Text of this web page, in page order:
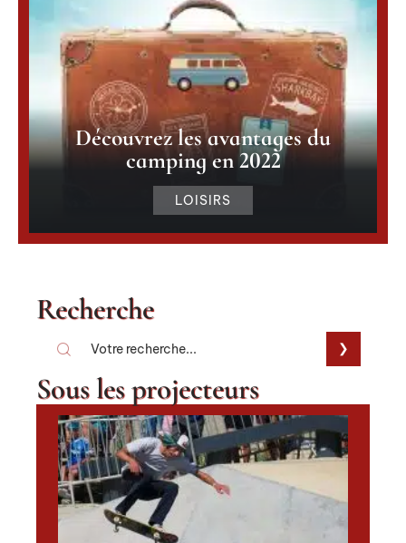
Découvrez les avantages du
camping en 2022
LOISIRS
Recherche
Sous les projecteurs